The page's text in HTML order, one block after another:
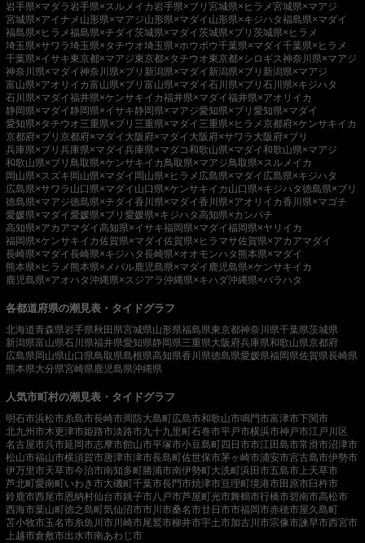
岩手県×マダラ岩手県×スルメイカ岩手県×ブリ 宮城県×ヒラメ宮城県×マアジ
宮城県×アイナメ 山形県×マアジ山形県×マダイ 山形県×キジハタ福島県×マダイ
福島県×ヒラメ福島県×チダイ茨城県×マダイ茨城県×ブリ 茨城県×ヒラメ
埼玉県×サワラ埼玉県×タチウオ埼玉県×ホウボウ千葉県×マダイ千葉県×ヒラメ
千葉県×イサキ東京都×マアジ東京都×タチウオ東京都×シロギス神奈川県×マアジ
神奈川県×マダイ神奈川県×ブリ 新潟県×マダイ 新潟県×ブリ 新潟県×マアジ
富山県×アオリイカ富山県×ブリ 富山県×マダイ石川県×ブリ 石川県×キジハタ
石川県×マダイ福井県×ケンサキイカ福井県×マダイ福井県×アオリイカ
静岡県×マダイ 静岡県×イサキ静岡県×マアジ愛知県×ブリ 愛知県×マダイ
愛知県×タチウオ三重県×ブリ 三重県×マダイ 三重県×ヒラメ京都府×ケンサキイカ
京都府×ブリ 京都府×マダイ 大阪府×マダイ 大阪府×サワラ 大阪府×ブリ
兵庫県×ブリ 兵庫県×マダイ兵庫県×マダコ和歌山県×マダイ和歌山県×マアジ
和歌山県×ブリ 鳥取県×ケンサキイカ鳥取県×マアジ鳥取県×スルメイカ
岡山県×スズキ 岡山県×マダイ 岡山県×ヒラメ 広島県×マダイ 広島県×キジハタ
広島県×サワラ 山口県×マダイ 山口県×ケンサキイカ 山口県×キジハタ徳島県×ブリ
徳島県×マアジ徳島県×チダイ香川県×マダイ香川県×アオリイカ香川県×マゴチ
愛媛県×マダイ愛媛県×ブリ 愛媛県×キジハタ高知県×カンパチ
高知県×アカアマダイ高知県×イサキ福岡県×マダイ福岡県×ヤリイカ
福岡県×ケンサキイカ佐賀県×マダイ佐賀県×ヒラマサ佐賀県×アカアマダイ
長崎県×マダイ長崎県×キジハタ長崎県×オオモンハタ 熊本県×マダイ
熊本県×ヒラメ 熊本県×メバル鹿児島県×マダイ 鹿児島県×ケンサキイカ
鹿児島県×アオハタ沖縄県×スジアラ沖縄県×キハダ沖縄県×バラハタ
各都道府県の潮見表・タイドグラフ
北海道青森県岩手県秋田県宮城県山形県福島県東京都神奈川県千葉県茨城県
新潟県富山県石川県福井県愛知県静岡県三重県大阪府兵庫県和歌山県京都府
広島県岡山県山口県鳥取県島根県高知県香川県徳島県愛媛県福岡県佐賀県長崎県
熊本県大分県宮崎県鹿児島県沖縄県
人気市町村の潮見表・タイドグラフ
明石市浜松市糸島市長崎市周防大島町広島市和歌山市鳴門市富津市下関市
北九州市木更津市姫路市淡路市九十九里町石巻市平戸市横浜市神戸市江戸川区
名古屋市呉市延岡市志摩市館山市平塚市小豆島町四日市市江田島市常滑市沼津市
松山市福山市横須賀市唐津市津市長島町佐世保市茅ヶ崎市浦安市宮古島市伊勢市
伊万里市天草市今治市南知多町勝浦市南伊勢町大洗町浜田市五島市 上天草市
芦北町愛南町いわき市大磯町千葉市長門市焼津市亘理町境港市田原市臼杵市
鈴鹿市西尾市恩納村仙台市銚子市八戸市芦屋町光市舞鶴市行橋市碧南市高松市
西海市葉山町徳之島町気仙沼市市川市桑名市廿日市市福岡市赤穂市屋久島町
苫小牧市玉名市糸魚川市川崎市尾鷲市柳井市宇土市加古川市宗像市諫早市西宮市
上越市倉敷市出水市南あわじ市